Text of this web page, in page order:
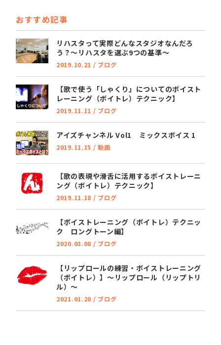
e
b
o
o
k
t
e
r
おすすめ記事
リハスタって実際どんなスタジオなんだろ
う？～リハスタを選ぶ9つの基準～
2019.10.21 / ブログ
【歌で使う「しゃくり」についてのボイスト
レーニング（ボイトレ）テクニック】
2019.11.11 / ブログ
アイズチャンネル Vol1 ミックスボイス 1
2019.11.15 /動画
【歌の表現や滑舌に活用するボイストレーニ
ング（ボイトレ）テクニック】
2019.11.18 / ブログ
【ボイストレーニング（ボイトレ）テクニッ
ク ロングトーン編】
2020.03.08 / ブログ
【リップロールの練習・ボイストレーニング
（ボイトレ）】～リップロール（リップトリ
ル）～
2021.01.20 / ブログ